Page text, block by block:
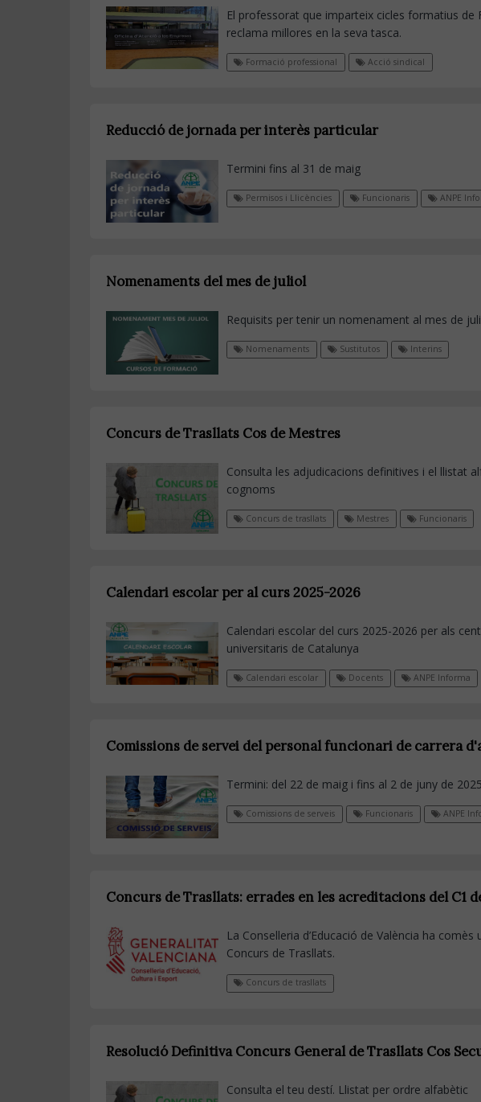
El professorat que imparteix cicles formatius de
reclama millores en la seva tasca.
Formació professional Acció sindical
Reducció de jornada per interès particular
Termini fins al 31 de maig
Permisos i Llicències Funcionaris ANPE
Nomenaments del mes de juliol
Requisits per tenir un nomenament al mes de
Nomenaments Sustitutos Interins
Concurs de Trasllats Cos de Mestres
Consulta les adjudicacions definitives i el llistat
cognoms
Concurs de trasllats Mestres Funcionaris
Calendari escolar per al curs 2025-2026
Calendari escolar del curs 2025-2026 per als
universitaris de Catalunya
Calendari escolar Docents ANPE Informa
Comissions de servei del personal funcionari de carrera
Termini: del 22 de maig i fins al 2 de juny de 2025
Comissions de serveis Funcionaris ANPE
Concurs de Trasllats: errades en les acreditacions del C1
La Conselleria d’Educació de València ha
Concurs de Trasllats.
Concurs de trasllats
Resolució Definitiva Concurs General de Trasllats Cos
Consulta el teu destí. Llistat per ordre alfabètic